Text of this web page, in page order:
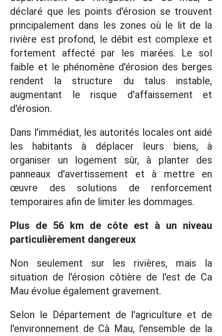
déclaré que les points d'érosion se trouvent
principalement dans les zones où le lit de la
rivière est profond, le débit est complexe et
fortement affecté par les marées. Le sol
faible et le phénomène d'érosion des berges
rendent la structure du talus instable,
augmentant le risque d'affaissement et
d'érosion.
Dans l'immédiat, les autorités locales ont aidé
les habitants à déplacer leurs biens, à
organiser un logement sûr, à planter des
panneaux d'avertissement et à mettre en
œuvre des solutions de renforcement
temporaires afin de limiter les dommages.
Plus de 56 km de côte est à un niveau
particulièrement dangereux
Non seulement sur les rivières, mais la
situation de l'érosion côtière de l'est de Ca
Mau évolue également gravement.
Selon le Département de l'agriculture et de
l'environnement de Cà Mau, l'ensemble de la